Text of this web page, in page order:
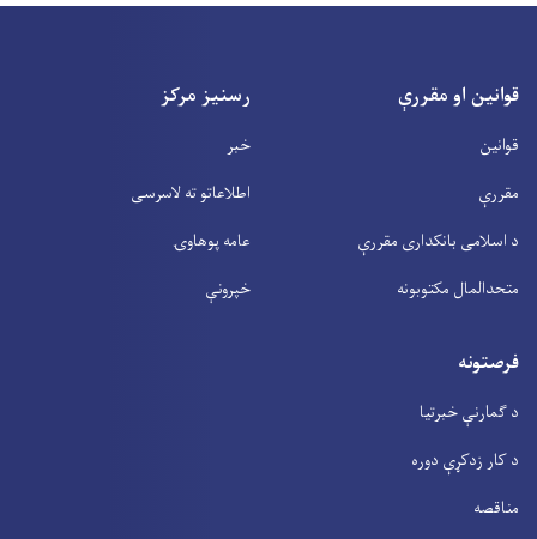
قوانین او مقررې
قوانین
مقررې
د اسلامی بانکداری مقررې
متحدالمال مکتوبونه
رسنیز مرکز
خبر
اطلاعاتو ته لاسرسی
عامه پوهاوۍ
خپرونې
فرصتونه
د ګمارنې خبرتیا
د کار زدکړې دوره
مناقصه